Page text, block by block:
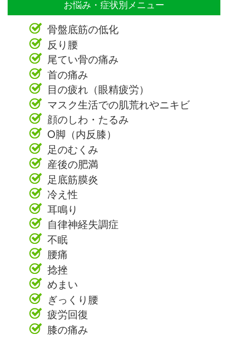
お悩み・症状別メニュー
骨盤底筋の低化
反り腰
尾てい骨の痛み
首の痛み
目の疲れ（眼精疲労）
マスク生活での肌荒れやニキビ
顔のしわ・たるみ
O脚（内反膝）
足のむくみ
産後の肥満
足底筋膜炎
冷え性
耳鳴り
自律神経失調症
不眠
腰痛
捻挫
めまい
ぎっくり腰
疲労回復
膝の痛み